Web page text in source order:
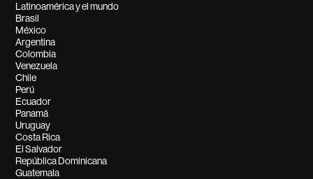
Latinoamérica y el mundo
Brasil
México
Argentina
Colombia
Venezuela
Chile
Perú
Ecuador
Panamá
Uruguay
Costa Rica
El Salvador
República Dominicana
Guatemala